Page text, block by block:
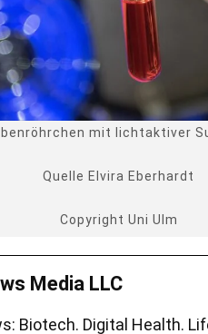
mit lichtaktiver
Quelle Elvira Eberhardt
Copyright Uni Ulm
Media LLC
Biotech. Digital Health.